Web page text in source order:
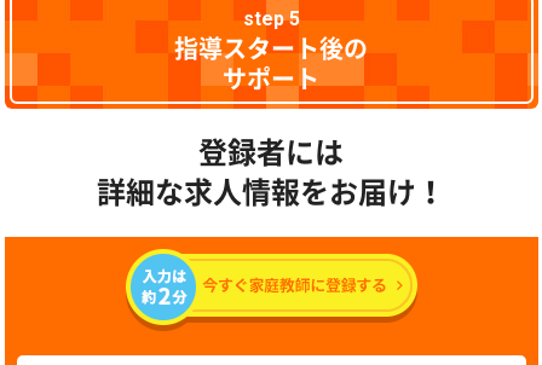
step 5
指導スタート後の
サポート
登録者には
詳細な求人情報をお届け！